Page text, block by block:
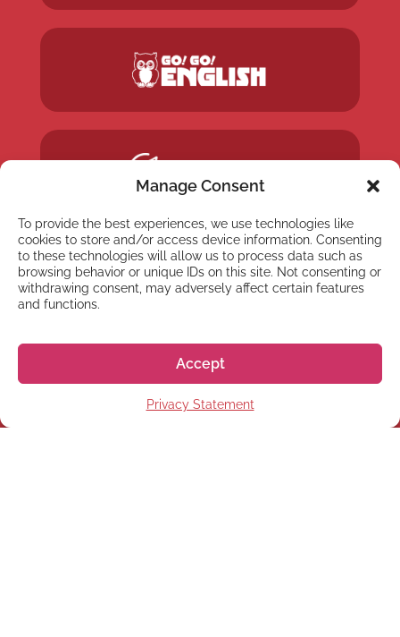
Manage Consent
To provide the best experiences, we use technologies like
cookies to store and/or access device information. Consenting
to these technologies will allow us to process data such as
browsing behavior or unique IDs on this site. Not consenting or
withdrawing consent, may adversely affect certain features
and functions.
Accept
Privacy Statement
NYHETSBREV